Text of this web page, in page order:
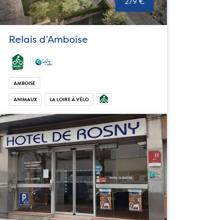
Relais d’Amboise
AMBOISE
ANIMAUX LA LOIRE À VÉLO